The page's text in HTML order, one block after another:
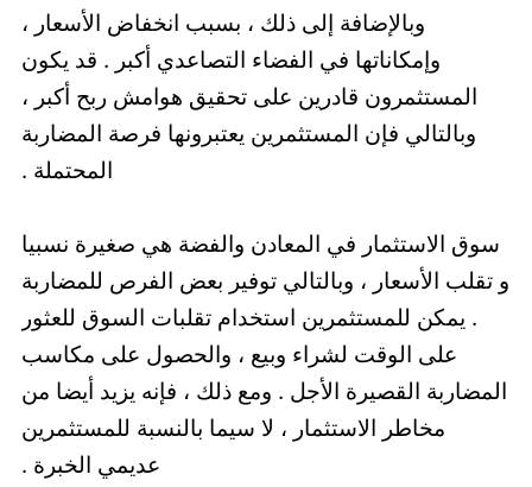
وبالإضافة إلى ذلك ، بسبب انخفاض الأسعار ،
وإمكاناتها في الفضاء التصاعدي أكبر . قد يكون
المستثمرون قادرين على تحقيق هوامش ربح أكبر ،
وبالتالي فإن المستثمرين يعتبرونها فرصة المضاربة
المحتملة .
سوق الاستثمار في المعادن والفضة هي صغيرة نسبيا
و تقلب الأسعار ، وبالتالي توفير بعض الفرص للمضاربة
. يمكن للمستثمرين استخدام تقلبات السوق للعثور
على الوقت لشراء وبيع ، والحصول على مكاسب
المضاربة القصيرة الأجل . ومع ذلك ، فإنه يزيد أيضا من
مخاطر الاستثمار ، لا سيما بالنسبة للمستثمرين
عديمي الخبرة .